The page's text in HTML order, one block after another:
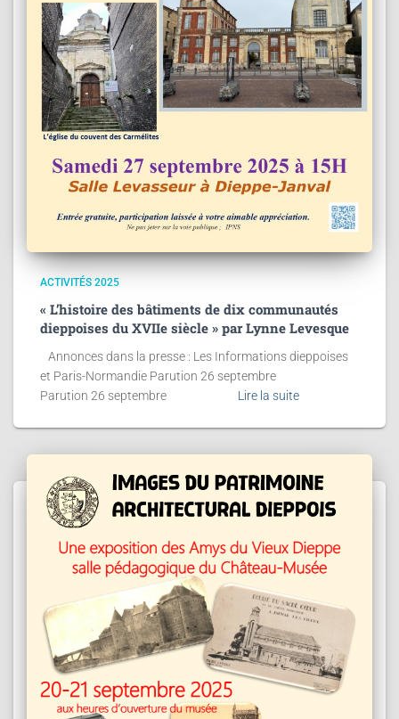
ACTIVITÉS 2025
« L’histoire des bâtiments de dix communautés
dieppoises du XVIIe siècle » par Lynne Levesque
Annonces dans la presse : Les Informations dieppoises
et Paris-Normandie Parution 26 septembre
Parution 26 septembre
Lire la suite